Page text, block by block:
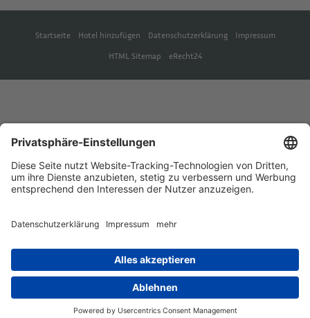
Startseite Hotel hinzufügen Datenschutzerklärung
Impressum
HTML Sitemap
eRecht24
English